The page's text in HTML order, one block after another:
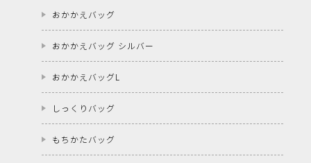
おかかえバッグ
おかかえバッグ シルバー
おかかえバッグL
しっくりバッグ
もちかたバッグ